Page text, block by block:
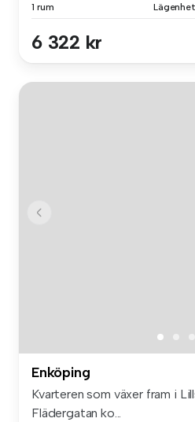
1 rum Lägenhet
6 322 kr
Enköping
Kvarteren som växer fram i
Flädergatan ko...